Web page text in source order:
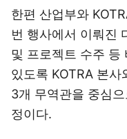
한편 산업부와
번 행사에서 이뤄진
및 프로젝트 수주 등
있도록 KOTRA 본사
3개 무역관을 중심
정이다.